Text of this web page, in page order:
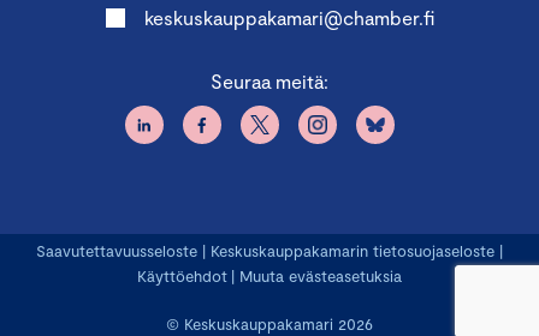
keskuskauppakamari@chamber.fi
Seuraa meitä:
© Keskuskauppakamari 2026
Saavutettavuusseloste | Keskuskauppakamarin tietosuojaseloste |
Käyttöehdot | Muuta evästeasetuksia